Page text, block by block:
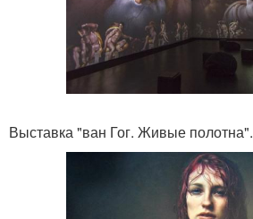
Выставка "ван Гог. Живые полотна".